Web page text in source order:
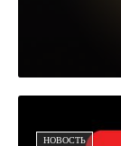
НОВОСТЬ